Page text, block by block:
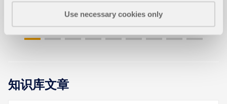
Use necessary cookies only
知识库文章